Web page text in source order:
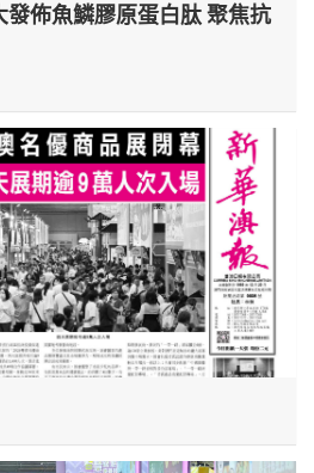
佈魚鱗膠原蛋白肽 聚焦抗